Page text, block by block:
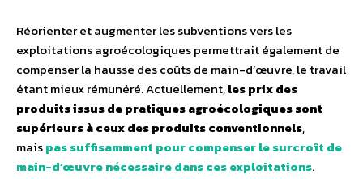
Réorienter et augmenter les subventions vers les
exploitations agroécologiques permettrait également de
compenser la hausse des coûts de main-d’œuvre, le travail
étant mieux rémunéré. Actuellement,les prix des
produits issus de pratiques agroécologiques sont
supérieurs à ceux des produits conventionnels,
maispas suffisamment pour compenser le surcroît de
main-d’œuvre nécessaire dans ces exploitations.